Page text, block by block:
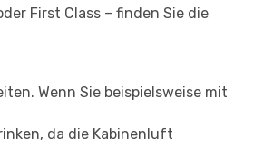
First Class – finden Sie die
Wenn Sie beispielsweise mit
da die Kabinenluft